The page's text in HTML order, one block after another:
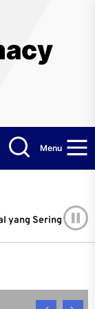
Menu
Sering Diabaikan